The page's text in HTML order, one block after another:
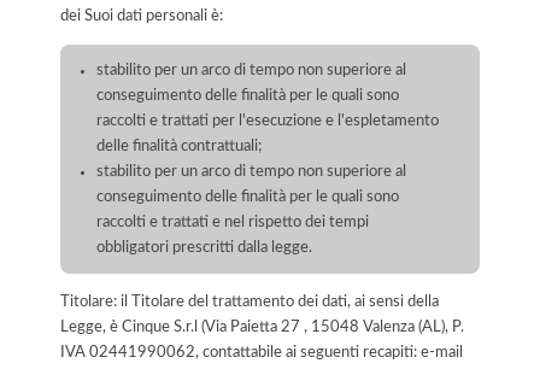
dei Suoi dati personali è:
stabilito per un arco di tempo non superiore al
conseguimento delle finalità per le quali sono
raccolti e trattati per l'esecuzione e l'espletamento
delle finalità contrattuali;
stabilito per un arco di tempo non superiore al
conseguimento delle finalità per le quali sono
raccolti e trattati e nel rispetto dei tempi
obbligatori prescritti dalla legge.
Titolare: il Titolare del trattamento dei dati, ai sensi della
Legge, è Cinque S.r.l (Via Paietta 27 , 15048 Valenza (AL), P.
IVA 02441990062, contattabile ai seguenti recapiti: e-mail